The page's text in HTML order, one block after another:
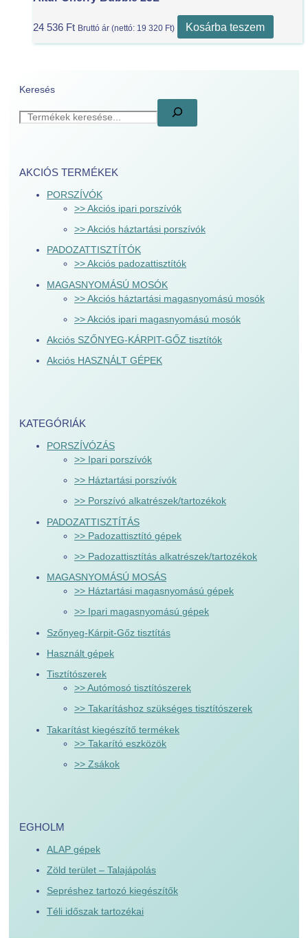
Keresés
AKCIÓS TERMÉKEK
PORSZÍVÓK
>> Akciós ipari porszívók
>> Akciós háztartási porszívók
PADOZATTISZTÍTÓK
>> Akciós padozattisztítók
MAGASNYOMÁSÚ MOSÓK
>> Akciós háztartási magasnyomású mosók
>> Akciós ipari magasnyomású mosók
Akciós SZŐNYEG-KÁRPIT-GŐZ tisztítók
Akciós HASZNÁLT GÉPEK
KATEGÓRIÁK
PORSZÍVÓZÁS
>> Ipari porszívók
>> Háztartási porszívók
>> Porszívó alkatrészek/tartozékok
PADOZATTISZTÍTÁS
>> Padozattisztító gépek
>> Padozattisztítás alkatrészek/tartozékok
MAGASNYOMÁSÚ MOSÁS
>> Háztartási magasnyomású gépek
>> Ipari magasnyomású gépek
Szőnyeg-Kárpit-Gőz tisztítás
Használt gépek
Tisztítószerek
>> Autómosó tisztítószerek
>> Takarításhoz szükséges tisztítószerek
Takarítást kiegészítő termékek
>> Takarító eszközök
>> Zsákok
EGHOLM
ALAP gépek
Zöld terület – Talajápolás
Sepréshez tartozó kiegészítők
Téli időszak tartozékai
24 536 Ft Bruttó ár (nettó: 19 320 Ft) Kosárba teszem